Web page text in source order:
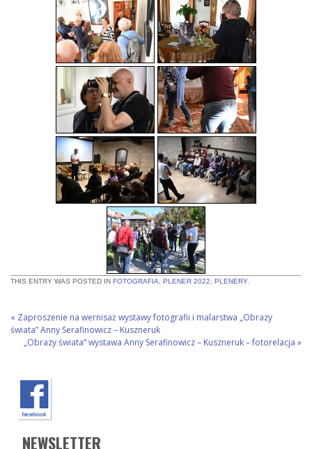
THIS ENTRY WAS POSTED IN FOTOGRAFIA, PLENER 2022, PLENERY.
« Zaproszenie na wernisaż wystawy fotografii i malarstwa „Obrazy
świata” Anny Serafinowicz – Kuszneruk
„Obrazy świata” wystawa Anny Serafinowicz – Kuszneruk – fotorelacja »
NEWSLETTER